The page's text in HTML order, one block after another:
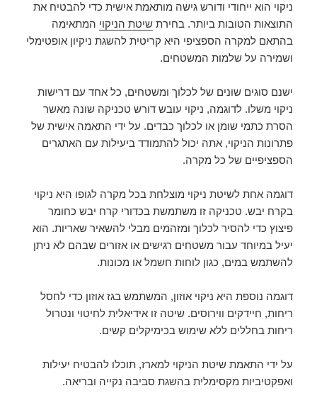
ניקוי הוא ייחודי ודורש גישה מותאמת אישית כדי להבטיח את
התוצאות הטובות ביותר. בחירתשיטת הניקוי המתאימה
בהתאם למקרה הספציפי היא קריטית להשגת ניקיון אופטימלי
ושמירה על שלמות המשטחים.
ישנם סוגים שונים של לכלוך ומשטחים, כל אחד עם דרישות
ניקוי משלו. לדוגמה, ניקוי עובש דורש טכניקה שונה מאשר
הסרת כתמי שומן או לכלוך כבדים. על ידי התאמה אישית של
פתרונות הניקוי, אתה יכול להתמודד ביעילות עם האתגרים
הספציפיים של כל מקרה.
דוגמה אחת לשיטת ניקוי מוצלחת בכל מקרה לגופו היא ניקוי
בקרח יבש. טכניקה זו משתמשת בכדורי קרח יבש כחומר
פיצוץ כדי להסיר לכלוך ומזהמים מבלי להשאיר שאריות. הוא
יעיל במיוחד עבור משטחים רגישים או אזורים שבהם לא ניתן
להשתמש במים, כגון לוחות חשמל או מכונות.
דוגמה נוספת היא ניקוי אוזון, המשתמש בגז אוזון כדי לחסל
ריחות, חיידקים ווירוסים. שיטה זו אידיאלית לחיטוי ונטרול
ריחות בחללים ללא שימוש בכימיקלים קשים.
על ידי התאמת שיטת הניקוי למארז, תוכלו להבטיח יעילות
ואפקטיביות מקסימלית בהשגת סביבה נקייה ובריאה.